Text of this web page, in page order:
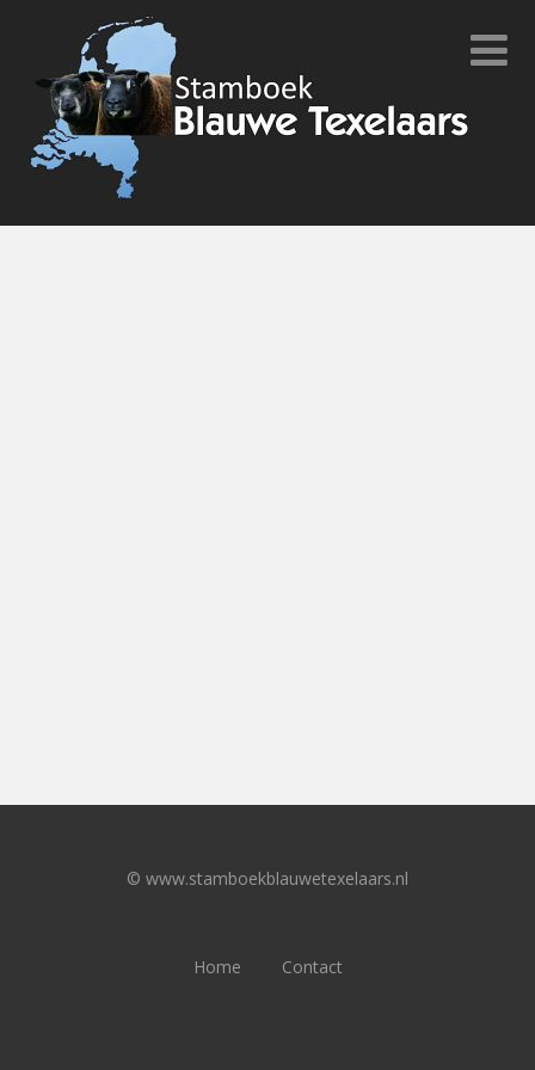
© www.stamboekblauwetexelaars.nl
Home Contact